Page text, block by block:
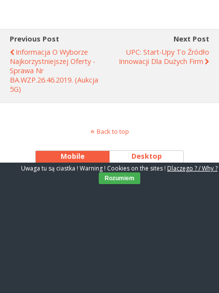
Previous Post
Informacja O Wyborze
Najkorzystniejszej Oferty -
Sprawa Nr
BA.WZP.26.46.2019. (aukcja
5G)
Next Post
UPC: Start-Upy To Źródło
Innowacji Dla Dużych Firm
Back to top
Mobile Desktop
Uwaga tu są ciastka ! Warning ! Cookies on the sites ! Dlaczego ? / Why ?
Rozumiem